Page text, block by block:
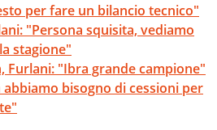
per fare un bilancio tecnico"
"Persona squisita, vediamo
stagione"
Furlani: "Ibra grande campione"
bisogno di cessioni per